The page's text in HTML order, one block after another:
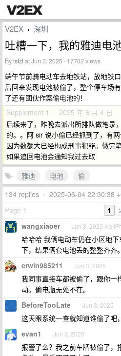
V2EX › 深圳
吐槽一下，我的雅迪电
Bytsfzl at Jun 3, 2025 · 17702 views
端午节前骑电动车去地铁站，放地铁
后回来发现电池被偷了，整个停车场
了还有团伙作案偷电池的！
Supplement 1 · 2025 年 6 月 4 日
后续来了，昨晚去派出所排队做笔录
的。。阿 sir 说小偷已经抓到了，有
因为数额大已经构成刑事犯罪。做完
如果追回电池会通知我过去取
雅迪
电池
偷
134 replies • 2025-06-04 22:30:38
Page 1
1
wangxiaoer Jun 3, 2025 via
哈哈哈 我俩电动车仍在小区地
下，结果俩套电池丢的整整齐齐。
erwin985211 Jun 3, 2025
我同事直接车都被偷了，跟你一
动。偷电瓶无处不在。
BeforeTooLate Jun 3, 2025
这天眼系统一查就知道谁偷了吧
evan1 Jun 3, 2025
报警了么？我之前车牌被偷了，